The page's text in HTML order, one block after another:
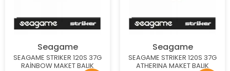
Seagame
SEAGAME STRIKER 120S 37G
RAİNBOW MAKET BALIK
Seagame
SEAGAME STRIKER 120S 37G
ATHERINA MAKET BALIK